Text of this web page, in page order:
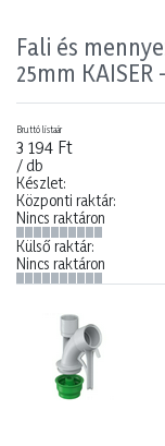
Fali és
25mm KAISER
Bruttó listaár
3 194 Ft
/ db
Készlet:
Központi raktár:
Nincs raktáron
Külső raktár:
Nincs raktáron